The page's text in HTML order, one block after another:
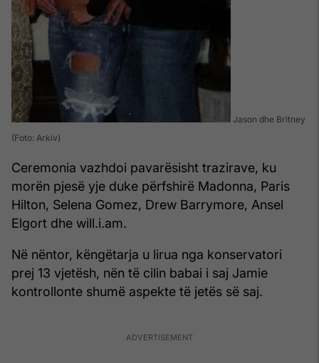
Jason dhe Britney
(Foto: Arkiv)
Ceremonia vazhdoi pavarësisht trazirave, ku
morën pjesë yje duke përfshirë Madonna, Paris
Hilton, Selena Gomez, Drew Barrymore, Ansel
Elgort dhe will.i.am.
Në nëntor, këngëtarja u lirua nga konservatori
prej 13 vjetësh, nën të cilin babai i saj Jamie
kontrollonte shumë aspekte të jetës së saj.